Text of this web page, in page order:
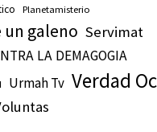
Planetamisterio
un galeno Servimat
LA DEMAGOGIA
Urmah Tv Verdad